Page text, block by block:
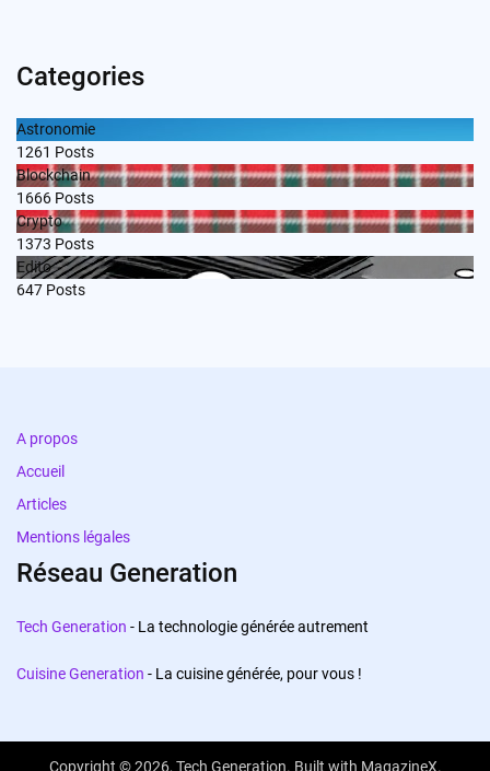
Categories
Astronomie
1261 Posts
Blockchain
1666 Posts
Crypto
1373 Posts
Edito
647 Posts
A propos
Accueil
Articles
Mentions légales
Réseau Generation
Tech Generation - La technologie générée autrement
Cuisine Generation - La cuisine générée, pour vous !
Copyright © 2026, Tech Generation. Built with MagazineX.